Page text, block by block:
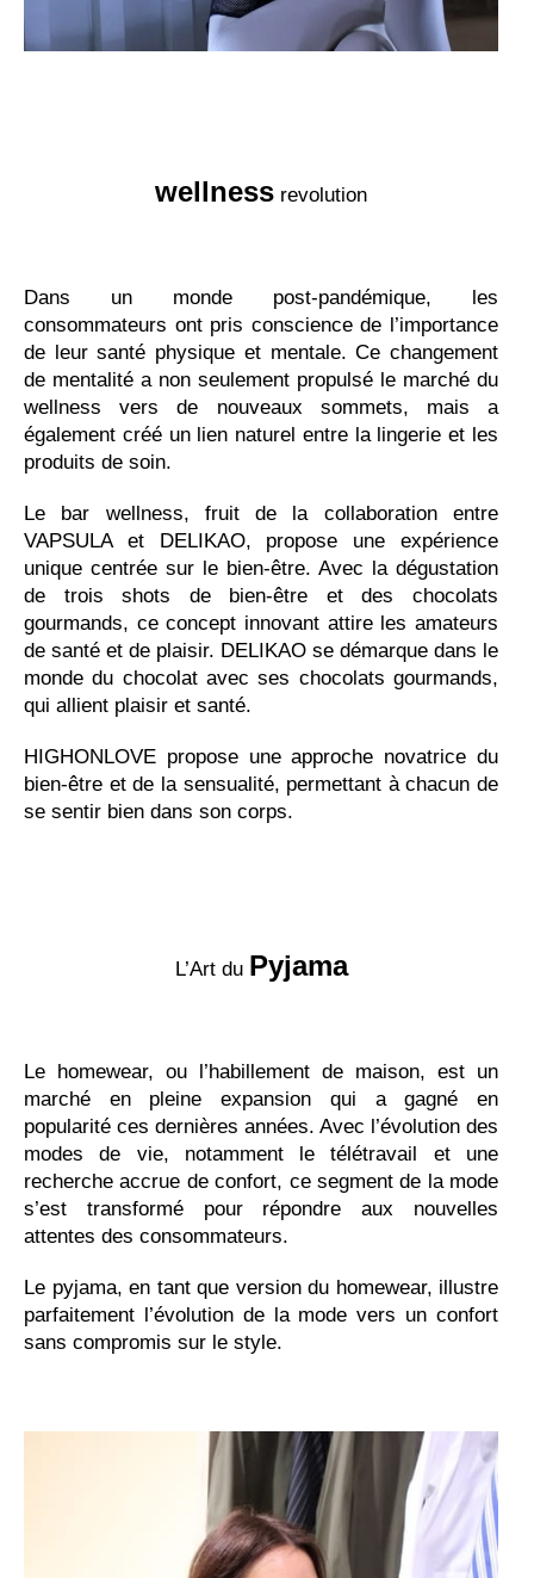
wellness revolution
Dans un monde post-pandémique, les
consommateurs ont pris conscience de l’importance
de leur santé physique et mentale. Ce changement
de mentalité a non seulement propulsé le marché du
wellness vers de nouveaux sommets, mais a
également créé un lien naturel entre la lingerie et les
produits de soin.
Le bar wellness, fruit de la collaboration entre
VAPSULA et DELIKAO, propose une expérience
unique centrée sur le bien-être. Avec la dégustation
de trois shots de bien-être et des chocolats
gourmands, ce concept innovant attire les amateurs
de santé et de plaisir. DELIKAO se démarque dans le
monde du chocolat avec ses chocolats gourmands,
qui allient plaisir et santé.
HIGHONLOVE propose une approche novatrice du
bien-être et de la sensualité, permettant à chacun de
se sentir bien dans son corps.
L’Art du Pyjama
Le homewear, ou l’habillement de maison, est un
marché en pleine expansion qui a gagné en
popularité ces dernières années. Avec l’évolution des
modes de vie, notamment le télétravail et une
recherche accrue de confort, ce segment de la mode
s’est transformé pour répondre aux nouvelles
attentes des consommateurs.
Le pyjama, en tant que version du homewear, illustre
parfaitement l’évolution de la mode vers un confort
sans compromis sur le style.